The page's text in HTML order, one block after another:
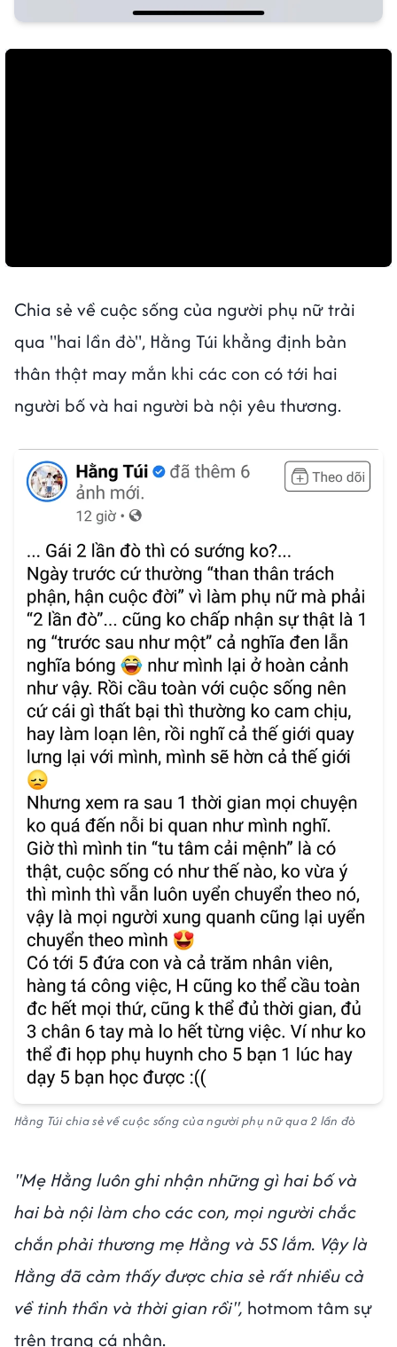
Chia sẻ về cuộc sống của người phụ nữ trải
qua "hai lần đò", Hằng Túi khẳng định bản
thân thật may mắn khi các con có tới hai
người bố và hai người bà nội yêu thương.
Hằng Túi chia sẻ về cuộc sống của người phụ nữ qua 2 lần đò
"Mẹ Hằng luôn ghi nhận những gì hai bố và
hai bà nội làm cho các con, mọi người chắc
chắn phải thương mẹ Hằng và 5S lắm. Vậy là
Hằng đã cảm thấy được chia sẻ rất nhiều cả
về tinh thần và thời gian rồi", hotmom tâm sự
trên trang cá nhân.